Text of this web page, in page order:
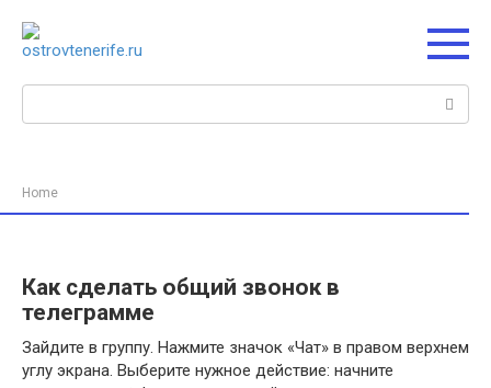
контенту
Поиск:
Home
Как сделать общий звонок в
телеграмме
Зайдите в группу. Нажмите значок «Чат» в правом верхнем
углу экрана. Выберите нужное действие: начните